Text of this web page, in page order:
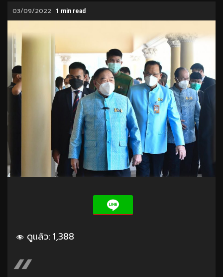
03/09/2022 1 min read
ดูแล้ว:1,388